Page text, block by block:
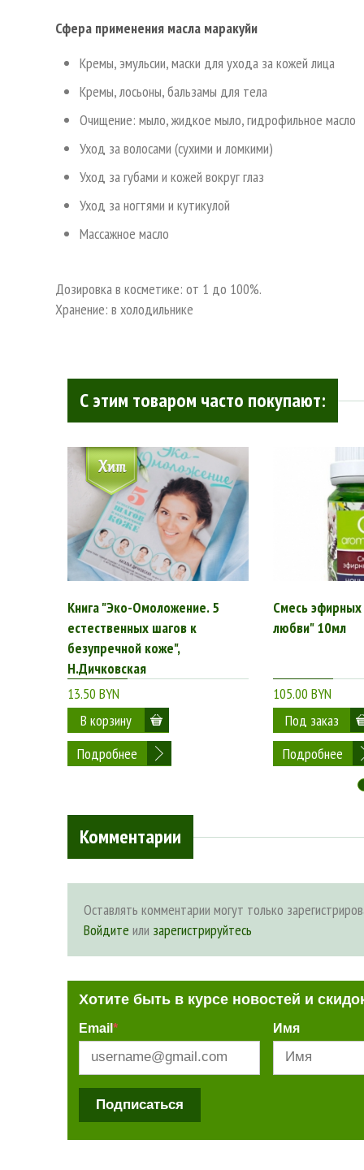
Сфера применения масла маракуйи
Кремы, эмульсии, маски для ухода за кожей лица
Кремы, лосьоны, бальзамы для тела
Очищение: мыло, жидкое мыло, гидрофильное масло
Уход за волосами (сухими и ломкими)
Уход за губами и кожей вокруг глаз
Уход за ногтями и кутикулой
Массажное масло
Дозировка в косметике: от 1 до 100%.
Хранение: в холодильнике
С этим товаром часто покупают:
Книга "Эко-Омоложение. 5
естественных шагов к
безупречной коже",
Н.Дичковская
13.50 BYN
Подробнее
Смесь
любви" 10мл
105.00 BYN
Подробнее
Комментарии
Оставлять комментарии могут только
Войдите или зарегистрируйтесь
Хотите быть в курсе новостей и
Email * Имя
Подписаться